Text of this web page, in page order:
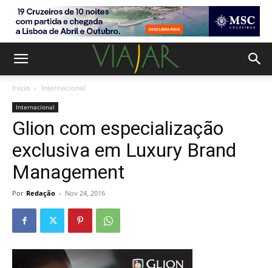
Início Internacional
Internacional
Glion com especialização
exclusiva em Luxury Brand
Management
Por Redação - Nov 24, 2016